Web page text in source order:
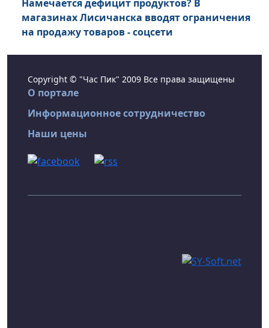
Намечается дефицит продуктов? В
магазинах Лисичанска вводят ограничения
на продажу товаров - соцсети
Copyright © "Час Пик" 2009 Все права защищены
О портале
Информационное сотрудничество
Наши цены